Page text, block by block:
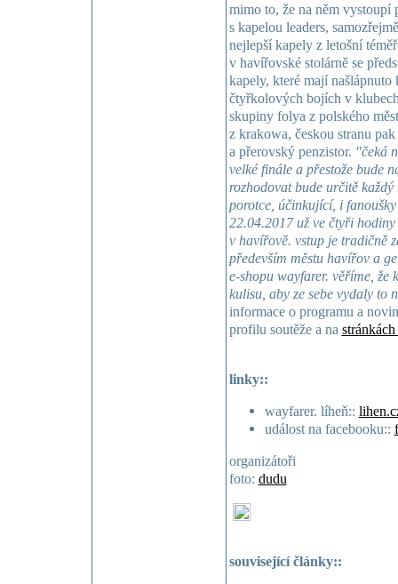
mimo to, že na něm vystoupí
s kapelou leaders,
nejlepší kapely z letošní
v havířovské stolárně se
kapely, které mají
čtyřkolových bojích v
skupiny folya z polského
z krakowa, českou stranu
a přerovský penzistor. "čeká
velké finále a přestože bude
rozhodovat bude určitě každý
porotce, účinkující, i
22.04.2017 už ve čtyři
v havířově. vstup je tradičně
především městu havířov a
e-shopu wayfarer. věříme, že
kulisu, aby ze sebe vydaly to
informace o programu a
profilu soutěže a na
linky::
wayfarer. líheň::
událost na facebooku::
organizátoři
foto: dudu
související články::